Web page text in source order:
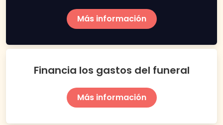
Más información
Financia los gastos del funeral
Más información